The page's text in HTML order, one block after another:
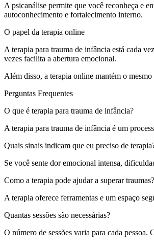
A psicanálise permite que você reconheça e
autoconhecimento e fortalecimento interno.
O papel da terapia online
A terapia para trauma de infância está cada
vezes facilita a abertura emocional.
Além disso, a terapia online mantém o
Perguntas Frequentes
O que é terapia para trauma de infância?
A terapia para trauma de infância é um
Quais sinais indicam que eu preciso de
Se você sente dor emocional intensa,
Como a terapia pode ajudar a superar traumas?
A terapia oferece ferramentas e um espaço
Quantas sessões são necessárias?
O número de sessões varia para cada